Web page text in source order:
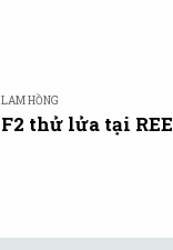
LAM HỒNG
F2 thử lửa tại REE